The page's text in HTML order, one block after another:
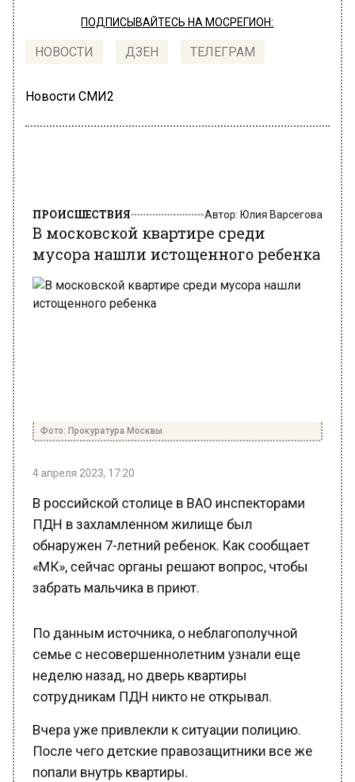
ПОДПИСЫВАЙТЕСЬ НА МОСРЕГИОН:
НОВОСТИ ДЗЕН ТЕЛЕГРАМ
Новости СМИ2
мусора нашли истощенного ребенка
В российской столице в ВАО инспекторами
ПДН в захламленном жилище был
обнаружен 7-летний ребенок. Как сообщает
«МК», сейчас органы решают вопрос, чтобы
забрать мальчика в приют.
семье с несовершеннолетним узнали еще
неделю назад, но дверь квартиры
сотрудникам ПДН никто не открывал.
После чего детские правозащитники все же
попали внутрь квартиры.